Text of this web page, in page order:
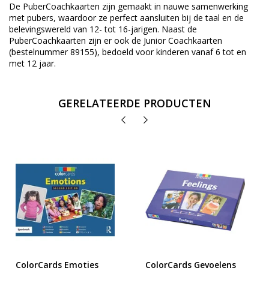
De PuberCoachkaarten zijn gemaakt in nauwe samenwerking
met pubers, waardoor ze perfect aansluiten bij de taal en de
belevingswereld van 12- tot 16-jarigen. Naast de
PuberCoachkaarten zijn er ook de Junior Coachkaarten
(bestelnummer 89155), bedoeld voor kinderen vanaf 6 tot en
met 12 jaar.
GERELATEERDE PRODUCTEN
ColorCards Emoties ColorCards Gevoelens